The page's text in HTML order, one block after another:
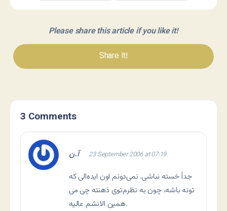
Please share this article if you like it!
Share It!
3 Comments
آ.ن 23 September 2006 at 07:19
جداً خسته نباشی. نمی‌دونم اون ایده‌الی که
توی ذهنته چی می‌‎تونه باشه، چون به نظرم
همین الانشم عالیه.